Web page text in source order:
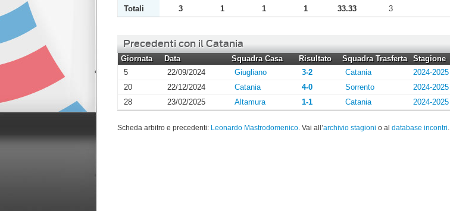
Totali
3 1 1 1 33.33 3
Precedenti con il Catania
Giornata Data Squadra Casa Risultato Squadra Trasferta
Stagione
5
22/09/2024 Giugliano 3-2 Catania
2024-2025
20
22/12/2024 Catania 4-0 Sorrento
2024-2025
28
23/02/2025 Altamura 1-1 Catania 2024-2025
Scheda arbitro e precedenti: Leonardo Mastrodomenico. Vai all’archivio stagioni o al database incontri.